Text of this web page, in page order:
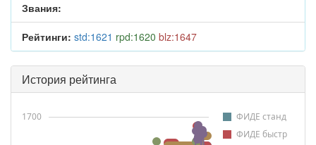
Звания:
Рейтинги: std:1621 rpd:1620 blz:1647
История рейтинга
ФИДЕ станд
ФИДЕ быстр
1700